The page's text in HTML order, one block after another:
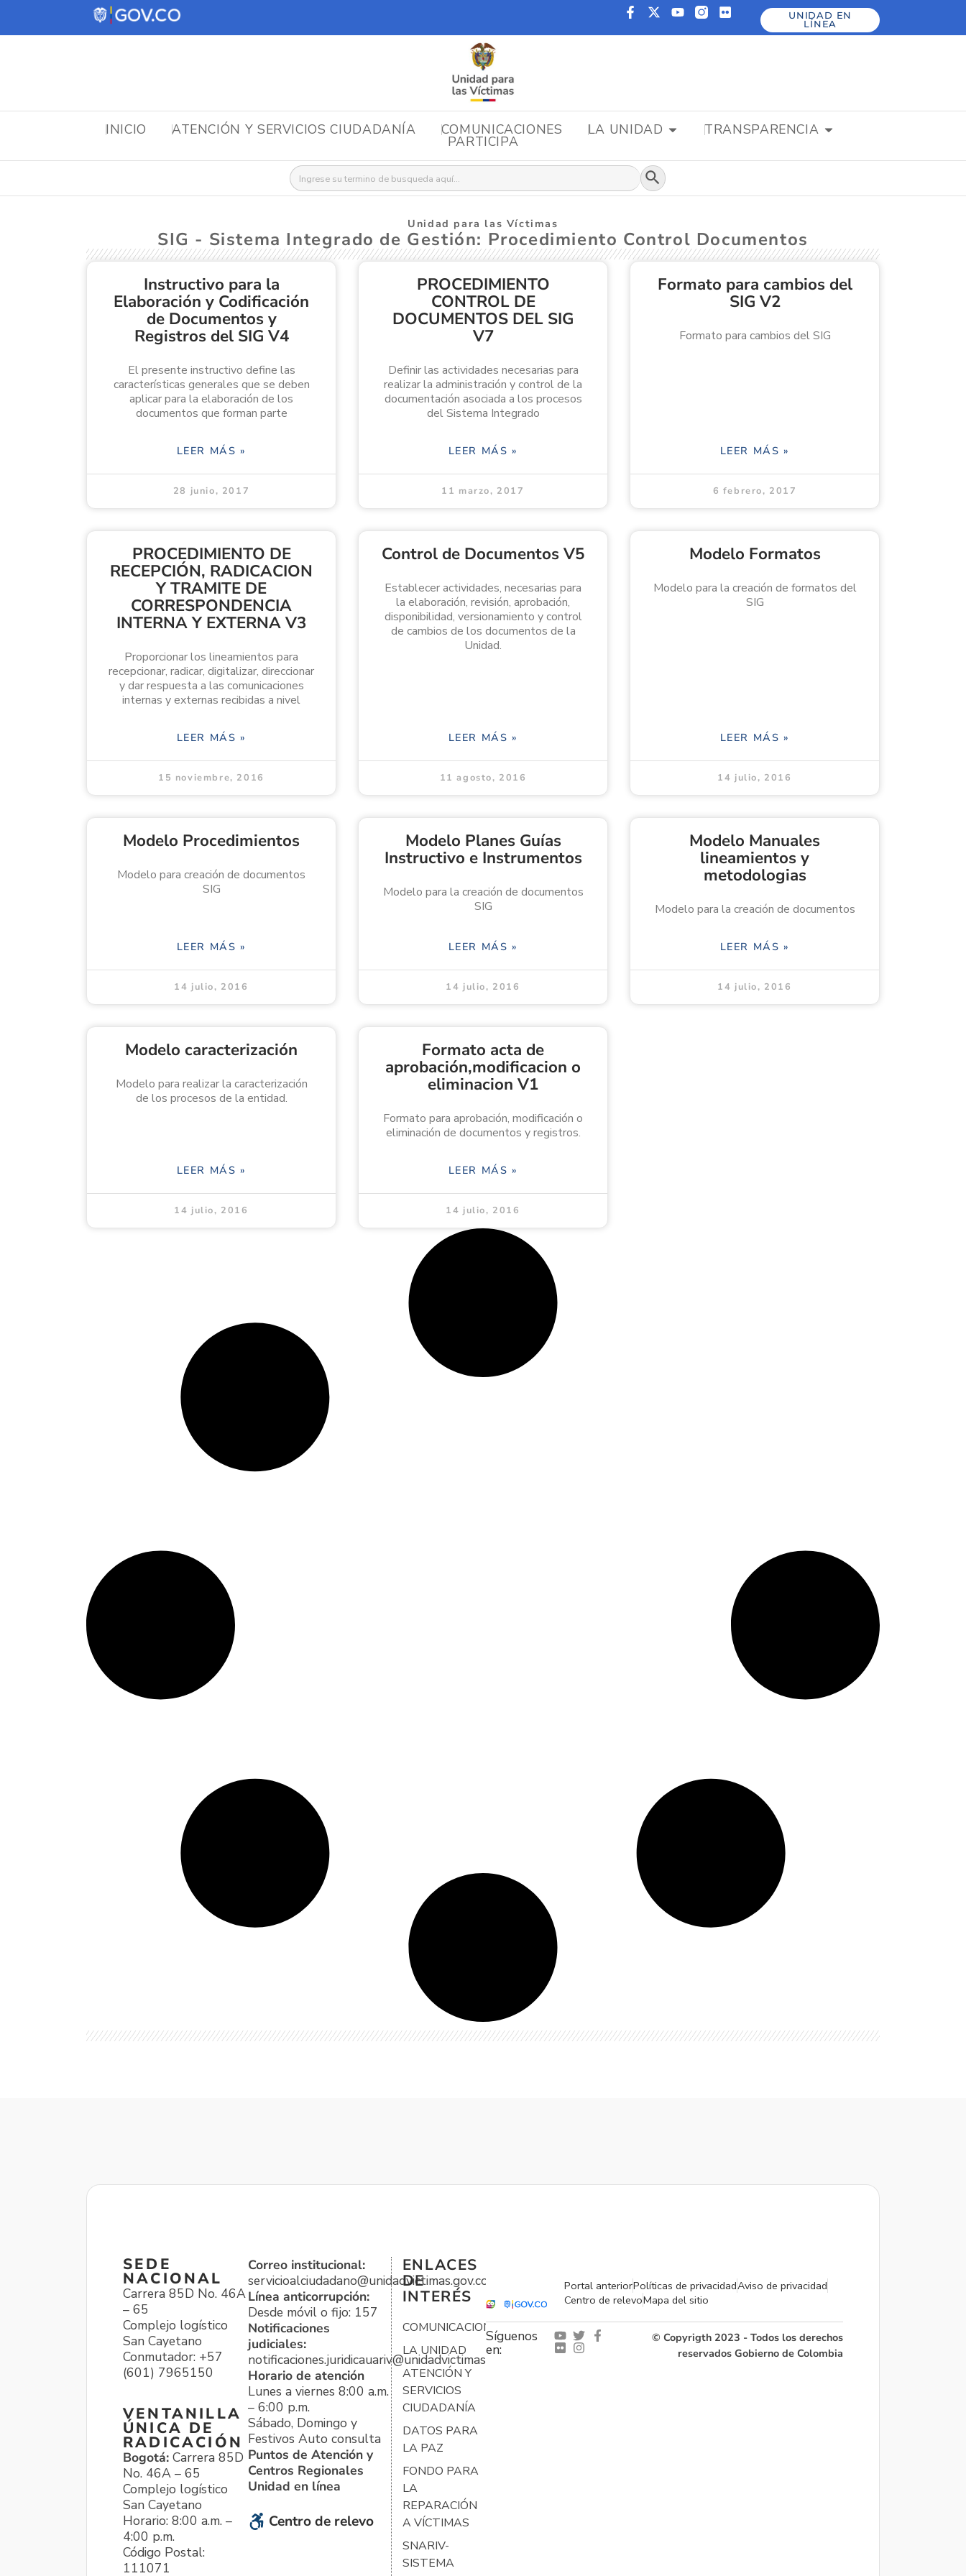
UNIDAD EN
LÍNEA
INICIO ATENCIÓN Y SERVICIOS CIUDADANÍA COMUNICACIONES LA UNIDAD TRANSPARENCIA
PARTICIPA
Buscar: Botón de búsqueda
Unidad para las Víctimas
SIG - Sistema Integrado de Gestión: Procedimiento Control Documentos
Instructivo para la
Elaboración y Codificación
de Documentos y
Registros del SIG V4
El presente instructivo define las
características generales que se deben
aplicar para la elaboración de los
documentos que forman parte
LEER MÁS »
28 junio, 2017
PROCEDIMIENTO
CONTROL DE
DOCUMENTOS DEL SIG
V7
Definir las actividades necesarias para
realizar la administración y control de la
documentación asociada a los procesos
del Sistema Integrado
LEER MÁS »
11 marzo, 2017
Formato para cambios del
SIG V2
Formato para cambios del SIG
LEER MÁS »
6 febrero, 2017
PROCEDIMIENTO DE
RECEPCIÓN, RADICACION
Y TRAMITE DE
CORRESPONDENCIA
INTERNA Y EXTERNA V3
Proporcionar los lineamientos para
recepcionar, radicar, digitalizar, direccionar
y dar respuesta a las comunicaciones
internas y externas recibidas a nivel
LEER MÁS »
15 noviembre, 2016
Control de Documentos V5
Establecer actividades, necesarias para
la elaboración, revisión, aprobación,
disponibilidad, versionamiento y control
de cambios de los documentos de la
Unidad.
LEER MÁS »
11 agosto, 2016
Modelo Formatos
Modelo para la creación de formatos del
SIG
LEER MÁS »
14 julio, 2016
Modelo Procedimientos
Modelo para creación de documentos
SIG
LEER MÁS »
14 julio, 2016
Modelo Planes Guías
Instructivo e Instrumentos
Modelo para la creación de documentos
SIG
LEER MÁS »
14 julio, 2016
Modelo Manuales
lineamientos y
metodologias
Modelo para la creación de documentos
LEER MÁS »
14 julio, 2016
Modelo caracterización
Modelo para realizar la caracterización
de los procesos de la entidad.
LEER MÁS »
14 julio, 2016
Formato acta de
aprobación,modificacion o
eliminacion V1
Formato para aprobación, modificación o
eliminación de documentos y registros.
LEER MÁS »
14 julio, 2016
SEDE
NACIONAL
Carrera 85D No. 46A
– 65
Complejo logístico
San Cayetano
Conmutador: +57
(601) 7965150
VENTANILLA
ÚNICA DE
RADICACIÓN
Bogotá: Carrera 85D
No. 46A – 65
Complejo logístico
San Cayetano
Horario: 8:00 a.m. –
4:00 p.m.
Código Postal:
111071
Correo institucional:
servicioalciudadano@unidadvictimas.gov.co
Línea anticorrupción:
Desde móvil o fijo: 157
Notificaciones
judiciales:
notificaciones.juridicauariv@unidadvictimas.gov.co
Horario de atención
Lunes a viernes 8:00 a.m.
– 6:00 p.m.
Sábado, Domingo y
Festivos Auto consulta
Puntos de Atención y
Centros Regionales
Unidad en línea
Centro de relevo
ENLACES
DE
INTERÉS
COMUNICACIONES
LA UNIDAD
ATENCIÓN Y
SERVICIOS
CIUDADANÍA
DATOS PARA
LA PAZ
FONDO PARA
LA
REPARACIÓN
A VÍCTIMAS
SNARIV-
SISTEMA
Portal anteriorPolíticas de privacidadAviso de privacidad
Centro de relevoMapa del sitio
Síguenos
en:
© Copyrigth 2023 - Todos los derechos
reservados Gobierno de Colombia